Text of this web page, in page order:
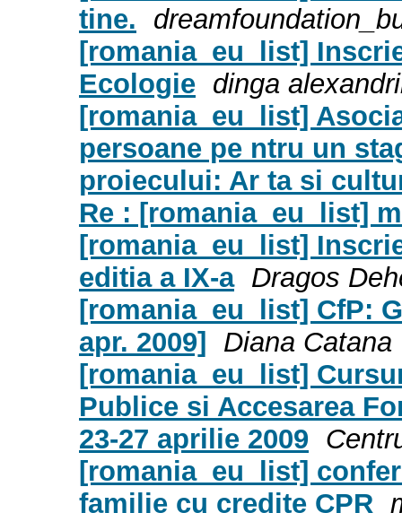
tine.
[romania_eu_list]
Ecologie dinga
[romania_eu_list]
persoane pe ntru un
proiecului: Ar ta si
Re : [romania_eu_list]
[romania_eu_list]
editia a IX-a Dragos
[romania_eu_list] CfP:
apr. 2009] Diana Catana
[romania_eu_list]
Publice si Accesarea
23-27 aprilie 2009
[romania_eu_list]
familie cu credite CPR